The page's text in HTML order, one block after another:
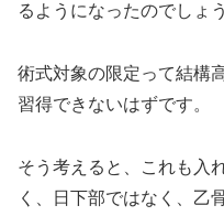
るようになったのでしょ
術式対象の限定って結構
習得できないはずです。
そう考えると、これも入
く、日下部ではなく、乙